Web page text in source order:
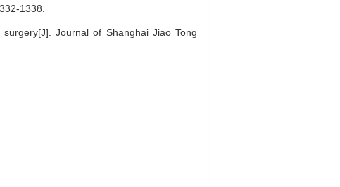
1338.
Journal of Shanghai Jiao Tong